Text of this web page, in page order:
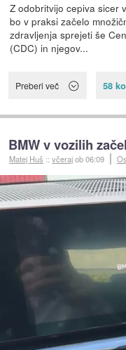
Z odobritvijo cepiva sicer
bo v praksi začelo
zdravljenja sprejeti še
(CDC) in njegov...
Preberi več 58
BMW v vozilih
Matej Huš ::včerajob 06:09